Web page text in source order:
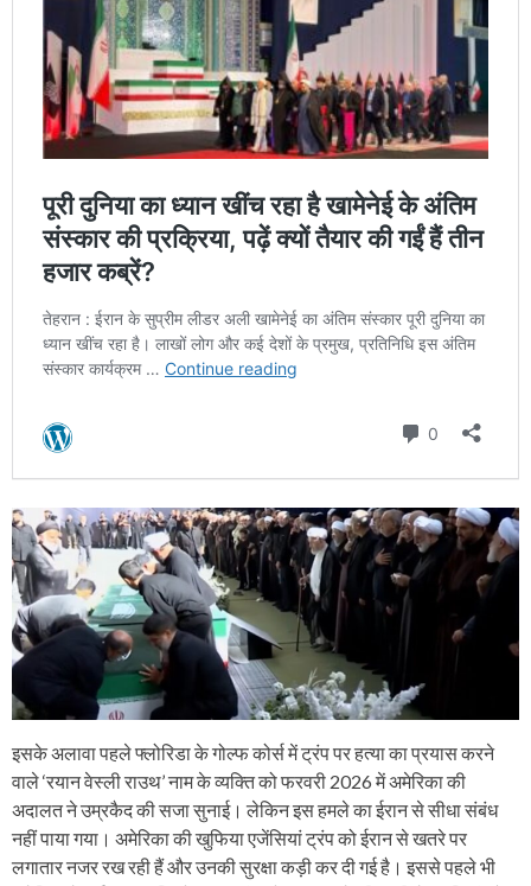
इसके अलावा पहले फ्लोरिडा के गोल्फ कोर्स में ट्रंप पर हत्या का प्रयास करने
वाले ‘रयान वेस्ली राउथ’ नाम के व्यक्ति को फरवरी 2026 में अमेरिका की
अदालत ने उम्रकैद की सजा सुनाई। लेकिन इस हमले का ईरान से सीधा संबंध
नहीं पाया गया। अमेरिका की खुफिया एजेंसियां ट्रंप को ईरान से खतरे पर
लगातार नजर रख रही हैं और उनकी सुरक्षा कड़ी कर दी गई है। इससे पहले भी